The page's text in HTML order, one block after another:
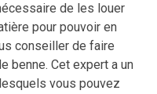
de les louer
pour pouvoir en
conseiller de faire
benne. Cet expert a un
vous pouvez